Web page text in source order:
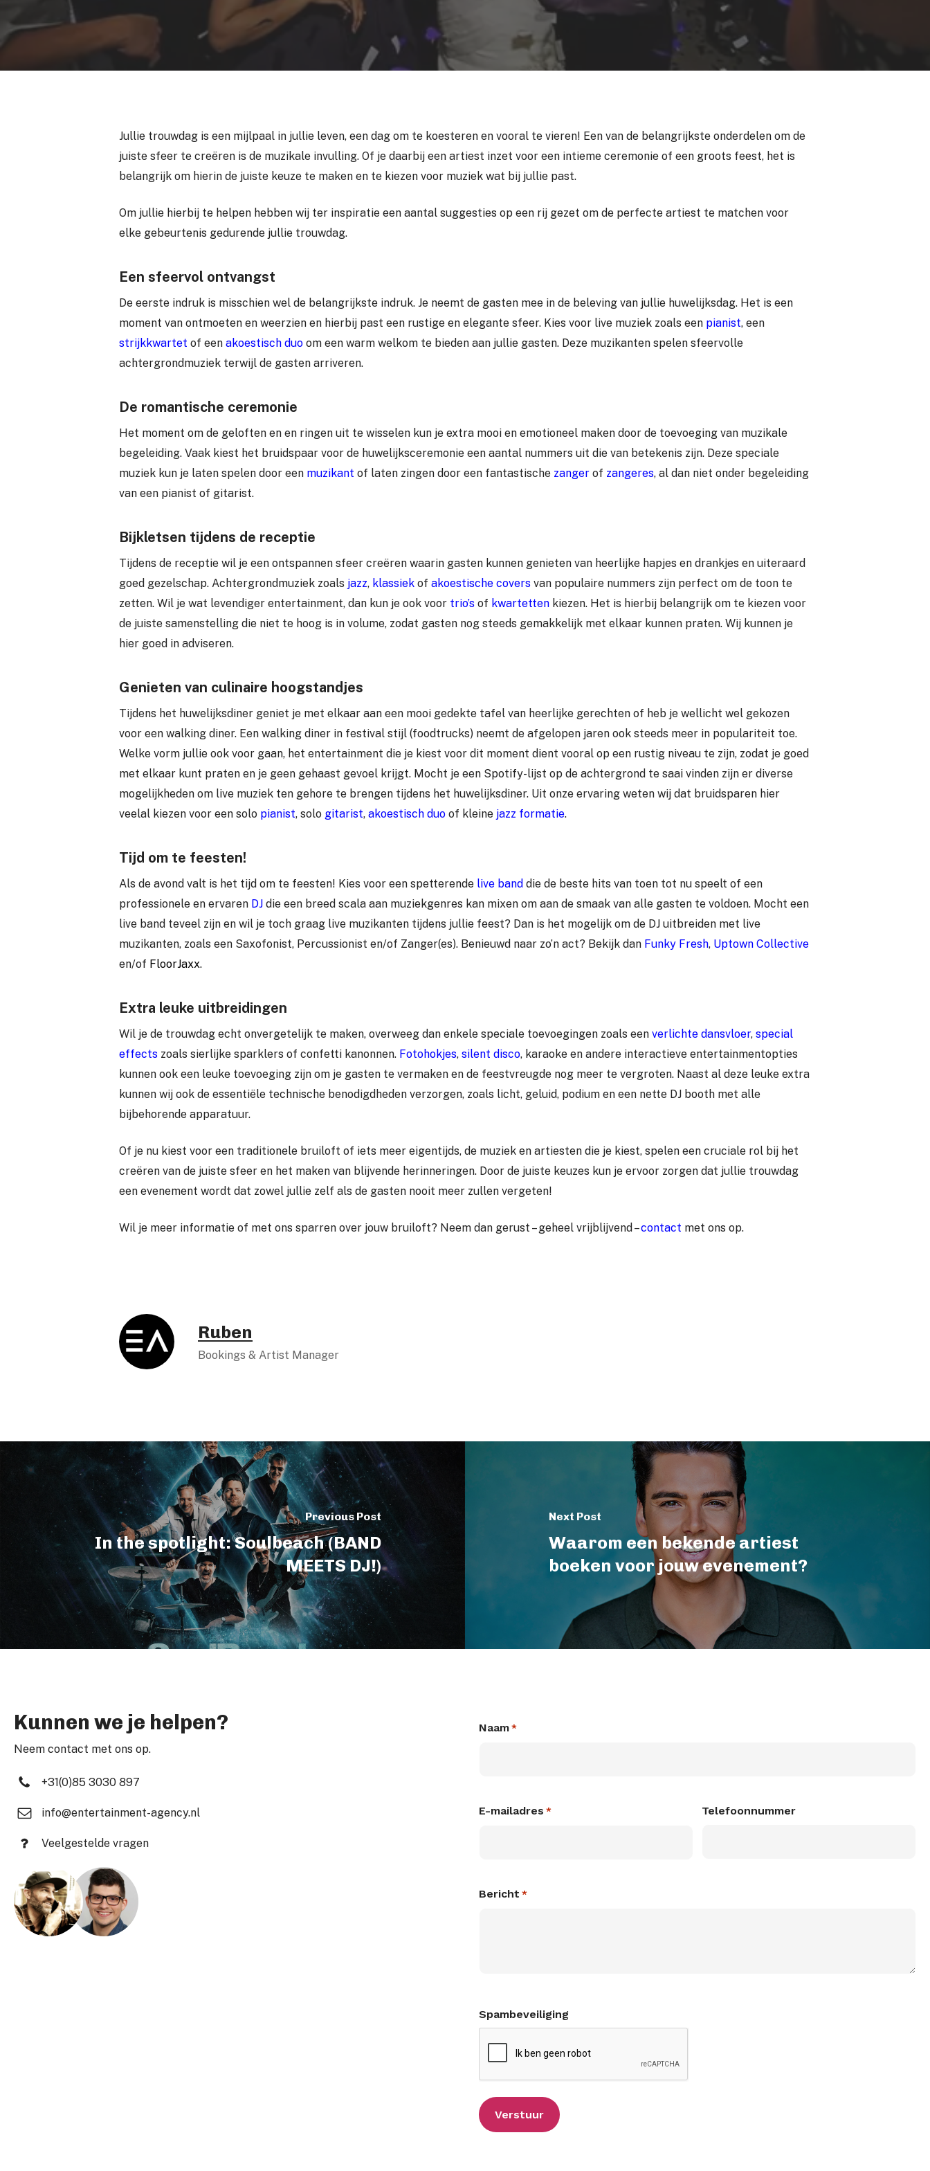
Jullie trouwdag is een mijlpaal in jullie leven, een dag om te koesteren en vooral te vieren! Een van de belangrijkste onderdelen om de
juiste sfeer te creëren is de muzikale invulling. Of je daarbij een artiest inzet voor een intieme ceremonie of een groots feest, het is
belangrijk om hierin de juiste keuze te maken en te kiezen voor muziek wat bij jullie past.
Om jullie hierbij te helpen hebben wij ter inspiratie een aantal suggesties op een rij gezet om de perfecte artiest te matchen voor
elke gebeurtenis gedurende jullie trouwdag.
Een sfeervol ontvangst
De eerste indruk is misschien wel de belangrijkste indruk. Je neemt de gasten mee in de beleving van jullie huwelijksdag. Het is een
moment van ontmoeten en weerzien en hierbij past een rustige en elegante sfeer. Kies voor live muziek zoals een pianist, een
strijkkwartet of een akoestisch duo om een warm welkom te bieden aan jullie gasten. Deze muzikanten spelen sfeervolle
achtergrondmuziek terwijl de gasten arriveren.
De romantische ceremonie
Het moment om de geloften en en ringen uit te wisselen kun je extra mooi en emotioneel maken door de toevoeging van muzikale
begeleiding. Vaak kiest het bruidspaar voor de huwelijksceremonie een aantal nummers uit die van betekenis zijn. Deze speciale
muziek kun je laten spelen door een muzikant of laten zingen door een fantastische zanger of zangeres, al dan niet onder begeleiding
van een pianist of gitarist.
Bijkletsen tijdens de receptie
Tijdens de receptie wil je een ontspannen sfeer creëren waarin gasten kunnen genieten van heerlijke hapjes en drankjes en uiteraard
goed gezelschap. Achtergrondmuziek zoals jazz, klassiek of akoestische covers van populaire nummers zijn perfect om de toon te
zetten. Wil je wat levendiger entertainment, dan kun je ook voor trio’s of kwartetten kiezen. Het is hierbij belangrijk om te kiezen voor
de juiste samenstelling die niet te hoog is in volume, zodat gasten nog steeds gemakkelijk met elkaar kunnen praten. Wij kunnen je
hier goed in adviseren.
Genieten van culinaire hoogstandjes
Tijdens het huwelijksdiner geniet je met elkaar aan een mooi gedekte tafel van heerlijke gerechten of heb je wellicht wel gekozen
voor een walking diner. Een walking diner in festival stijl (foodtrucks) neemt de afgelopen jaren ook steeds meer in populariteit toe.
Welke vorm jullie ook voor gaan, het entertainment die je kiest voor dit moment dient vooral op een rustig niveau te zijn, zodat je goed
met elkaar kunt praten en je geen gehaast gevoel krijgt. Mocht je een Spotify-lijst op de achtergrond te saai vinden zijn er diverse
mogelijkheden om live muziek ten gehore te brengen tijdens het huwelijksdiner. Uit onze ervaring weten wij dat bruidsparen hier
veelal kiezen voor een solo pianist, solo gitarist, akoestisch duo of kleine jazz formatie.
Tijd om te feesten!
Als de avond valt is het tijd om te feesten! Kies voor een spetterende live band die de beste hits van toen tot nu speelt of een
professionele en ervaren DJ die een breed scala aan muziekgenres kan mixen om aan de smaak van alle gasten te voldoen. Mocht een
live band teveel zijn en wil je toch graag live muzikanten tijdens jullie feest? Dan is het mogelijk om de DJ uitbreiden met live
muzikanten, zoals een Saxofonist, Percussionist en/of Zanger(es). Benieuwd naar zo’n act? Bekijk dan Funky Fresh, Uptown Collective
en/of FloorJaxx.
Extra leuke uitbreidingen
Wil je de trouwdag echt onvergetelijk te maken, overweeg dan enkele speciale toevoegingen zoals een verlichte dansvloer, special
effects zoals sierlijke sparklers of confetti kanonnen. Fotohokjes, silent disco, karaoke en andere interactieve entertainmentopties
kunnen ook een leuke toevoeging zijn om je gasten te vermaken en de feestvreugde nog meer te vergroten. Naast al deze leuke extra
kunnen wij ook de essentiële technische benodigdheden verzorgen, zoals licht, geluid, podium en een nette DJ booth met alle
bijbehorende apparatuur.
Of je nu kiest voor een traditionele bruiloft of iets meer eigentijds, de muziek en artiesten die je kiest, spelen een cruciale rol bij het
creëren van de juiste sfeer en het maken van blijvende herinneringen. Door de juiste keuzes kun je ervoor zorgen dat jullie trouwdag
een evenement wordt dat zowel jullie zelf als de gasten nooit meer zullen vergeten!
Wil je meer informatie of met ons sparren over jouw bruiloft? Neem dan gerust – geheel vrijblijvend –contact met ons op.
Ruben
Bookings & Artist Manager
Previous Post
In the spotlight: Soulbeach (BAND
MEETS DJ!)
Next Post
Waarom een bekende artiest
boeken voor jouw evenement?
Kunnen we je helpen?
Neem contact met ons op.
+31(0)85 3030 897
info@entertainment-agency.nl
Veelgestelde vragen
Naam *
E-mailadres * Telefoonnummer
Bericht *
Spambeveiliging